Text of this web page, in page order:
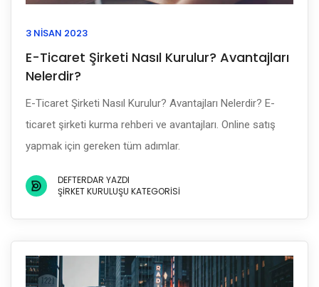
3 NISAN 2023
E-Ticaret Şirketi Nasıl Kurulur? Avantajları
Nelerdir?
E-Ticaret Şirketi Nasıl Kurulur? Avantajları Nelerdir? E-
ticaret şirketi kurma rehberi ve avantajları. Online satış
yapmak için gereken tüm adımlar.
DEFTERDAR YAZDI
ŞIRKET KURULUŞU KATEGORISI